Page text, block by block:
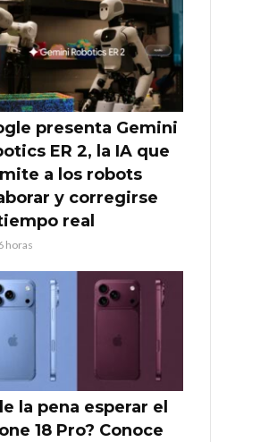
presenta Gemini
ER 2, la IA que
a los robots
y corregirse
real
horas
la pena esperar el
18 Pro? Conoce